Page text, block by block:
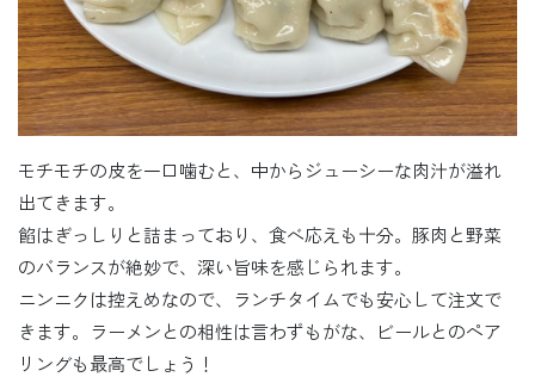
モチモチの皮を一口噛むと、中からジューシーな肉汁が溢れ
出てきます。
餡はぎっしりと詰まっており、食べ応えも十分。豚肉と野菜
のバランスが絶妙で、深い旨味を感じられます。
ニンニクは控えめなので、ランチタイムでも安心して注文で
きます。ラーメンとの相性は言わずもがな、ビールとのペア
リングも最高でしょう！